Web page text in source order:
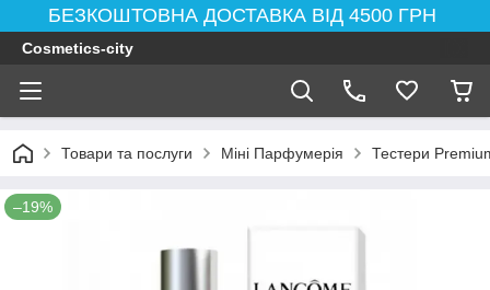
БЕЗКОШТОВНА ДОСТАВКА ВІД 4500 ГРН
Cosmetics-city
Товари та послуги Міні Парфумерія Тестери
–19%